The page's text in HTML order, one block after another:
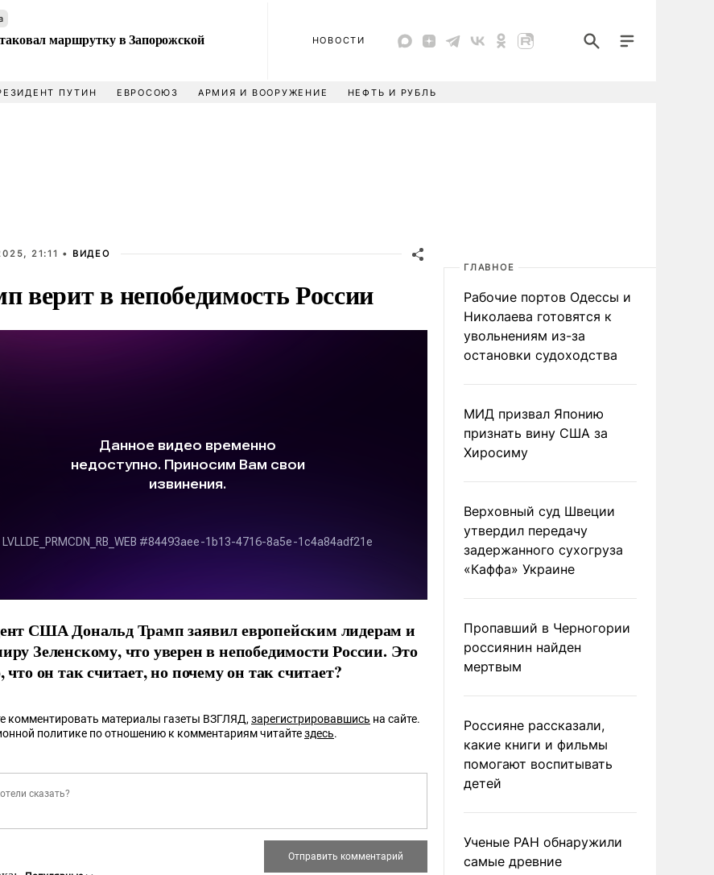
маршрутку в Запорожской
НОВОСТИ
ПУТИН ЕВРОСОЮЗ АРМИЯ И ВООРУЖЕНИЕ НЕФТЬ И РУБЛЬ
21:11 • ВИДЕО
верит в непобедимость России
США Дональд Трамп заявил европейским лидерам и
Зеленскому, что уверен в непобедимости России. Это
что он так считает, но почему он так считает?
комментировать материалы газеты ВЗГЛЯД,зарегистрировавшись на сайте.
политике по отношению к комментариям читайтездесь.
ГЛАВНОЕ
Рабочие портов Одессы и
Николаева готовятся к
увольнениям из-за
остановки судоходства
МИД призвал Японию
признать вину США за
Хиросиму
Верховный суд Швеции
утвердил передачу
задержанного сухогруза
«Каффа» Украине
Пропавший в Черногории
россиянин найден
мертвым
Россияне рассказали,
какие книги и фильмы
помогают воспитывать
детей
Ученые РАН обнаружили
самые древние